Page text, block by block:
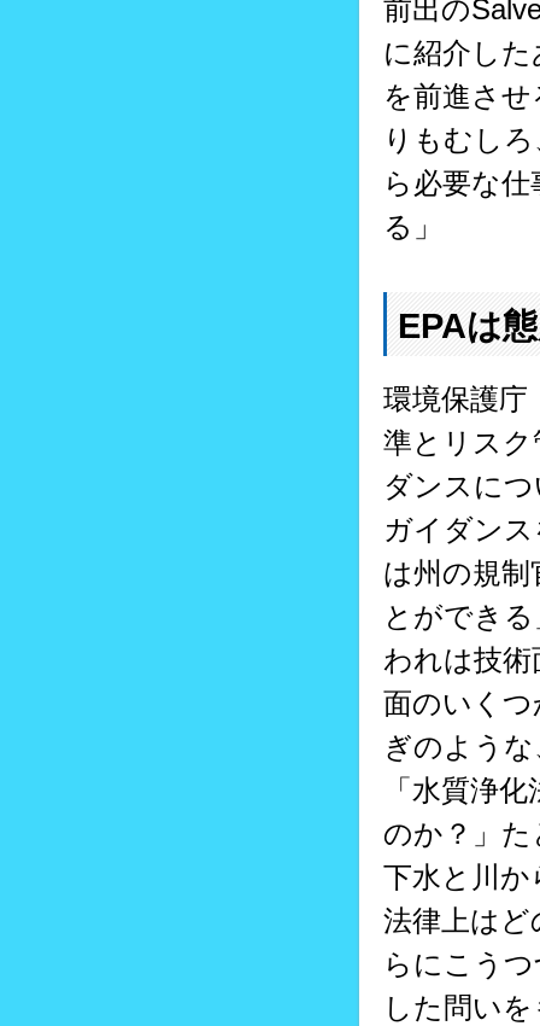
前出の
に紹介し
を前進さ
りもむし
ら必要な
る」
EPAは
環境保護庁
準とリスク
ダンスに
ガイダン
は州の規
とができ
われは技
面のいく
ぎのよう
「水質浄
のか？」
下水と川
法律上は
らにこう
した問い